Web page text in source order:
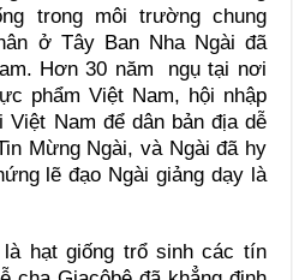
trong môi trường chung
ở Tây Ban Nha Ngài đã
Hơn 30 năm ngụ tại nơi
phẩm Việt Nam, hội nhập
Nam để dân bản địa dễ
Mừng Ngài, và Ngài đã hy
lẽ đạo Ngài giảng dạy là
hạt giống trổ sinh các tín